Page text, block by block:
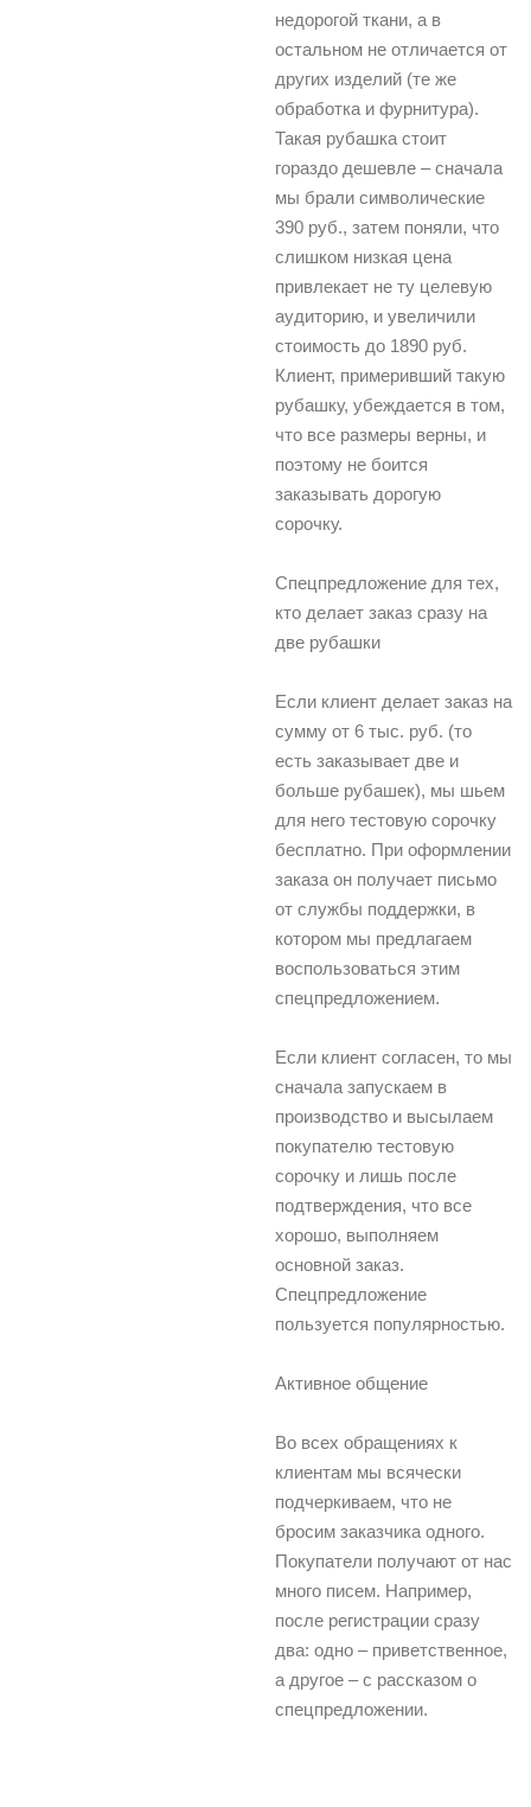
недорогой ткани, а в
остальном не отличается от
других изделий (те же
обработка и фурнитура).
Такая рубашка стоит
гораздо дешевле – сначала
мы брали символические
390 руб., затем поняли, что
слишком низкая цена
привлекает не ту целевую
аудиторию, и увеличили
стоимость до 1890 руб.
Клиент, примеривший такую
рубашку, убеждается в том,
что все размеры верны, и
поэтому не боится
заказывать дорогую
сорочку.
Спецпредложение для тех,
кто делает заказ сразу на
две рубашки
Если клиент делает заказ на
сумму от 6 тыс. руб. (то
есть заказывает две и
больше рубашек), мы шьем
для него тестовую сорочку
бесплатно. При оформлении
заказа он получает письмо
от службы поддержки, в
котором мы предлагаем
воспользоваться этим
спецпредложением.
Если клиент согласен, то мы
сначала запускаем в
производство и высылаем
покупателю тестовую
сорочку и лишь после
подтверждения, что все
хорошо, выполняем
основной заказ.
Спецпредложение
пользуется популярностью.
Активное общение
Во всех обращениях к
клиентам мы всячески
подчеркиваем, что не
бросим заказчика одного.
Покупатели получают от нас
много писем. Например,
после регистрации сразу
два: одно – приветственное,
а другое – с рассказом о
спецпредложении.